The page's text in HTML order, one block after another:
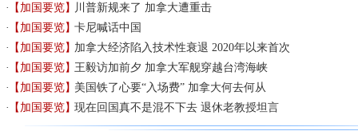
【加国要览】 川普新规来了 加拿大遭重击
【加国要览】卡尼喊话中国
【加国要览】加拿大经济陷入技术性衰退 2020年以来首次
【加国要览】王毅访加前夕 加拿大军舰穿越台湾海峡
【加国要览】美国铁了心要“入场费” 加拿大何去何从
【加国要览】现在回国真不是混不下去 退休老教授坦言